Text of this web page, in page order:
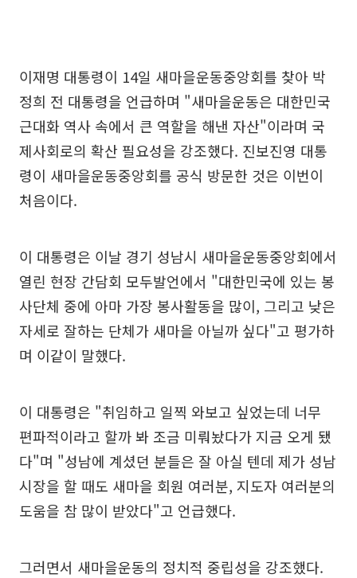
이재명 대통령이 14일 새마을운동중앙회를 찾아 박
정희 전 대통령을 언급하며 "새마을운동은 대한민국
근대화 역사 속에서 큰 역할을 해낸 자산"이라며 국
제사회로의 확산 필요성을 강조했다. 진보진영 대통
령이 새마을운동중앙회를 공식 방문한 것은 이번이
처음이다.
이 대통령은 이날 경기 성남시 새마을운동중앙회에서
열린 현장 간담회 모두발언에서 "대한민국에 있는 봉
사단체 중에 아마 가장 봉사활동을 많이, 그리고 낮은
자세로 잘하는 단체가 새마을 아닐까 싶다"고 평가하
며 이같이 말했다.
이 대통령은 "취임하고 일찍 와보고 싶었는데 너무
편파적이라고 할까 봐 조금 미뤄놨다가 지금 오게 됐
다"며 "성남에 계셨던 분들은 잘 아실 텐데 제가 성남
시장을 할 때도 새마을 회원 여러분, 지도자 여러분의
도움을 참 많이 받았다"고 언급했다.
그러면서 새마을운동의 정치적 중립성을 강조했다.